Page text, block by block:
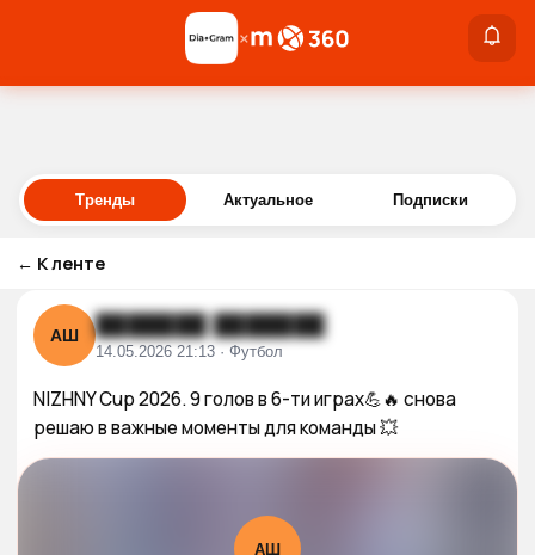
Войти
×
Тренды Актуальное Подписки
← К ленте
АШ ███████ ███████
14.05.2026 21:13 · Футбол
NIZHNY Cup 2026. 9 голов в 6-ти играх💪🔥 снова
решаю в важные моменты для команды 💥
АШ